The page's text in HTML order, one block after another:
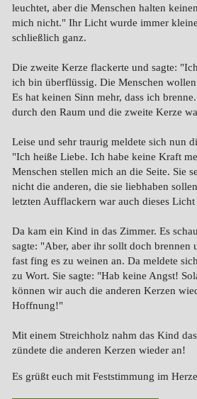
leuchtet, aber die Menschen halten
mich nicht." Ihr Licht wurde immer
schließlich ganz.
Die zweite Kerze flackerte und sagte:
ich bin überflüssig. Die Menschen
Es hat keinen Sinn mehr, dass ich
durch den Raum und die zweite Kerze
Leise und sehr traurig meldete sich nun
"Ich heiße Liebe. Ich habe keine Kraft
Menschen stellen mich an die Seite. Sie
nicht die anderen, die sie liebhaben
letzten Aufflackern war auch dieses Licht
Da kam ein Kind in das Zimmer. Es
sagte: "Aber, aber ihr sollt doch brennen
fast fing es zu weinen an. Da meldete
zu Wort. Sie sagte: "Hab keine Angst!
können wir auch die anderen Kerzen
Hoffnung!"
Mit einem Streichholz nahm das Kind
zündete die anderen Kerzen wieder an!
Es grüßt euch mit Feststimmung im